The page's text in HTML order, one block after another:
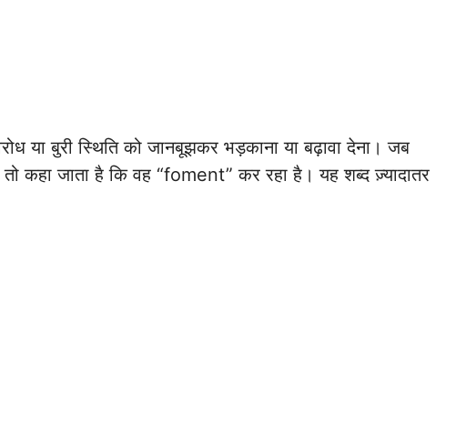
या बुरी स्थिति को जानबूझकर भड़काना या बढ़ावा देना। जब
तो कहा जाता है कि वह “foment” कर रहा है। यह शब्द ज़्यादातर